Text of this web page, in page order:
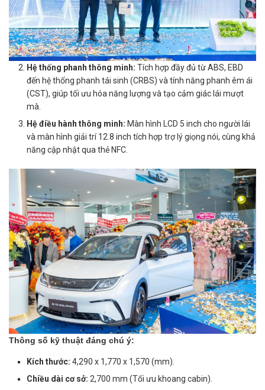
Hệ thống phanh thông minh: Tích hợp đầy đủ từ ABS, EBD
đến hệ thống phanh tái sinh (CRBS) và tính năng phanh êm ái
(CST), giúp tối ưu hóa năng lượng và tạo cảm giác lái mượt
mà.
Hệ điều hành thông minh: Màn hình LCD 5 inch cho người lái
và màn hình giải trí 12.8 inch tích hợp trợ lý giọng nói, cùng khả
năng cập nhật qua thẻ NFC.
Thông số kỹ thuật đáng chú ý:
Kích thước: 4,290 x 1,770 x 1,570 (mm).
Chiều dài cơ sở: 2,700 mm (Tối ưu khoang cabin).